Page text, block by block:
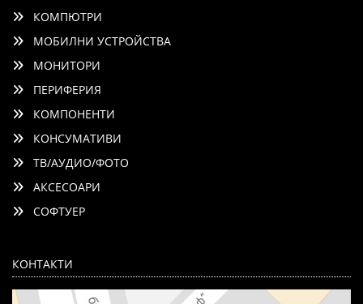
КОМПЮТРИ
МОБИЛНИ УСТРОЙСТВА
МОНИТОРИ
ПЕРИФЕРИЯ
КОМПОНЕНТИ
КОНСУМАТИВИ
ТВ/АУДИО/ФОТО
АКСЕСОАРИ
СОФТУЕР
КОНТАКТИ